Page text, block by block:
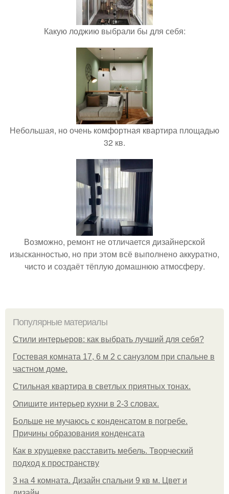
Какую лоджию выбрали бы для себя:
Небольшая, но очень комфортная квартира площадью
32 кв.
Возможно, ремонт не отличается дизайнерской
изысканностью, но при этом всё выполнено аккуратно,
чисто и создаёт тёплую домашнюю атмосферу.
Популярные материалы
Стили интерьеров: как выбрать лучший для себя?
Гостевая комната 17, 6 м 2 с санузлом при спальне в
частном доме.
Стильная квартира в светлых приятных тонах.
Опишите интерьер кухни в 2-3 словах.
Больше не мучаюсь с конденсатом в погребе.
Причины образования конденсата
Как в хрущевке расставить мебель. Творческий
подход к пространству
3 на 4 комната. Дизайн спальни 9 кв м. Цвет и